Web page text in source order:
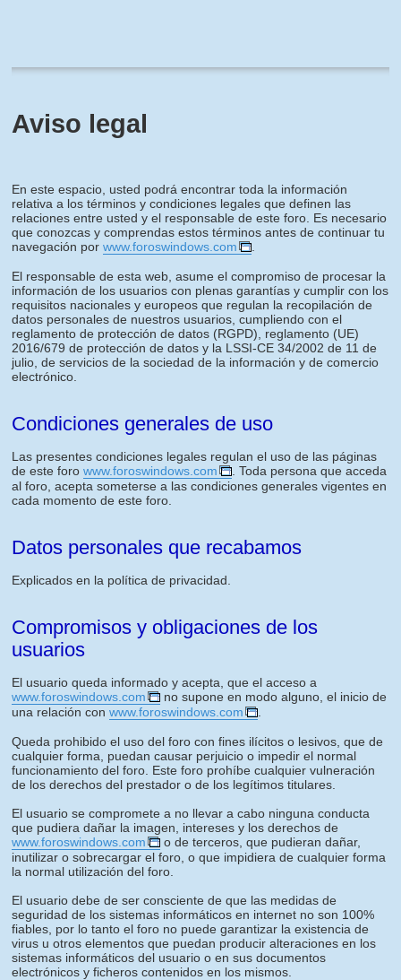
Aviso legal
En este espacio, usted podrá encontrar toda la información
relativa a los términos y condiciones legales que definen las
relaciones entre usted y el responsable de este foro. Es necesario
que conozcas y comprendas estos términos antes de continuar tu
navegación por www.foroswindows.com
El responsable de esta web, asume el compromiso de procesar la
información de los usuarios con plenas garantías y cumplir con los
requisitos nacionales y europeos que regulan la recopilación de
datos personales de nuestros usuarios, cumpliendo con el
reglamento de protección de datos (RGPD), reglamento (UE)
2016/679 de protección de datos y la LSSI-CE 34/2002 de 11 de
julio, de servicios de la sociedad de la información y de comercio
electrónico.
Condiciones generales de uso
Las presentes condiciones legales regulan el uso de las páginas
de este foro www.foroswindows.com
. Toda persona que acceda
al foro, acepta someterse a las condiciones generales vigentes en
cada momento de este foro.
Datos personales que recabamos
Explicados en la política de privacidad.
Compromisos y obligaciones de los
usuarios
El usuario queda informado y acepta, que el acceso a
www.foroswindows.com
no supone en modo alguno, el inicio de
una relación con www.foroswindows.com
Queda prohibido el uso del foro con fines ilícitos o lesivos, que de
cualquier forma, puedan causar perjuicio o impedir el normal
funcionamiento del foro. Este foro prohíbe cualquier vulneración
de los derechos del prestador o de los legítimos titulares.
El usuario se compromete a no llevar a cabo ninguna conducta
que pudiera dañar la imagen, intereses y los derechos de
www.foroswindows.com
o de terceros, que pudieran dañar,
inutilizar o sobrecargar el foro, o que impidiera de cualquier forma
la normal utilización del foro.
El usuario debe de ser consciente de que las medidas de
seguridad de los sistemas informáticos en internet no son 100%
fiables, por lo tanto el foro no puede garantizar la existencia de
virus u otros elementos que puedan producir alteraciones en los
sistemas informáticos del usuario o en sus documentos
electrónicos y ficheros contenidos en los mismos.